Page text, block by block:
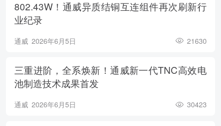
802.43W！通威异质结铜互连组件再次刷新行
业纪录
通威 2026年6月5日 21630
三重进阶，全系焕新！通威新一代TNC高效电
池制造技术成果首发
通威 2026年6月5日 30423